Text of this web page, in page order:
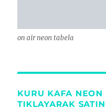
on air neon tabela
KURU KAFA NEON
TIKLAYARAK